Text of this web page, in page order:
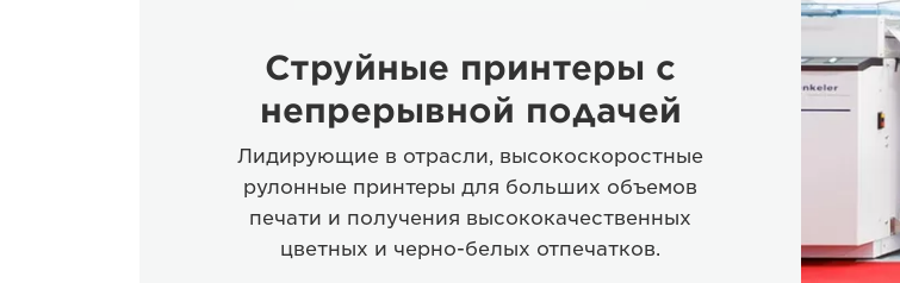
Струйные принтеры с
непрерывной подачей
Лидирующие в отрасли, высокоскоростные
рулонные принтеры для больших объемов
печати и получения высококачественных
цветных и черно-белых отпечатков.